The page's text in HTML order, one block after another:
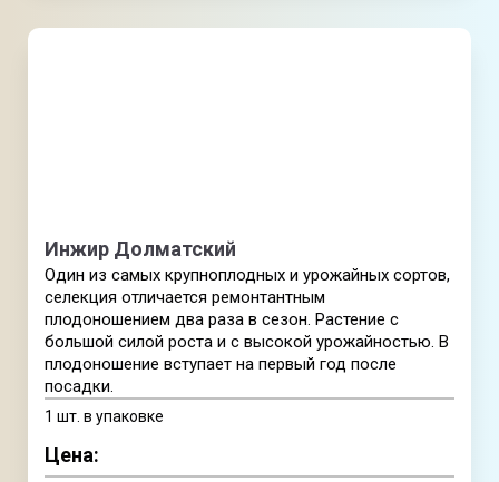
Инжир Долматский
Один из самых крупноплодных и урожайных сортов,
селекция отличается ремонтантным
плодоношением два раза в сезон. Растение с
большой силой роста и с высокой урожайностью. В
плодоношение вступает на первый год после
посадки.
1 шт. в упаковке
Цена: